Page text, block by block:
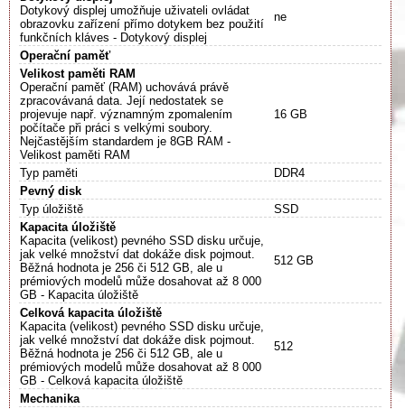
Dotykový displej umožňuje uživateli ovládat
obrazovku zařízení přímo dotykem bez použití
funkčních kláves - Dotykový displej
ne
Operační paměť
Velikost paměti RAM
Operační paměť (RAM) uchovává právě
zpracovávaná data. Její nedostatek se
projevuje např. významným zpomalením
počítače při práci s velkými soubory.
Nejčastějším standardem je 8GB RAM -
Velikost paměti RAM
16 GB
Typ paměti
DDR4
Pevný disk
Typ úložiště
SSD
Kapacita úložiště
Kapacita (velikost) pevného SSD disku určuje,
jak velké množství dat dokáže disk pojmout.
Běžná hodnota je 256 či 512 GB, ale u
prémiových modelů může dosahovat až 8 000
GB - Kapacita úložiště
512 GB
Celková kapacita úložiště
Kapacita (velikost) pevného SSD disku určuje,
jak velké množství dat dokáže disk pojmout.
Běžná hodnota je 256 či 512 GB, ale u
prémiových modelů může dosahovat až 8 000
GB - Celková kapacita úložiště
512
Mechanika